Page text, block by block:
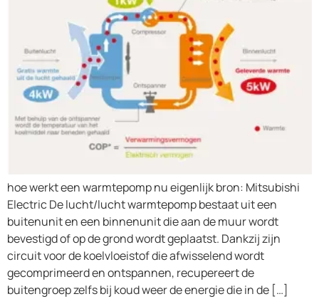
hoe werkt een warmtepomp nu eigenlijk bron: Mitsubishi
Electric De lucht/lucht warmtepomp bestaat uit een
buitenunit en een binnenunit die aan de muur wordt
bevestigd of op de grond wordt geplaatst. Dankzij zijn
circuit voor de koelvloeistof die afwisselend wordt
gecomprimeerd en ontspannen, recupereert de
buitengroep zelfs bij koud weer de energie die in de […]